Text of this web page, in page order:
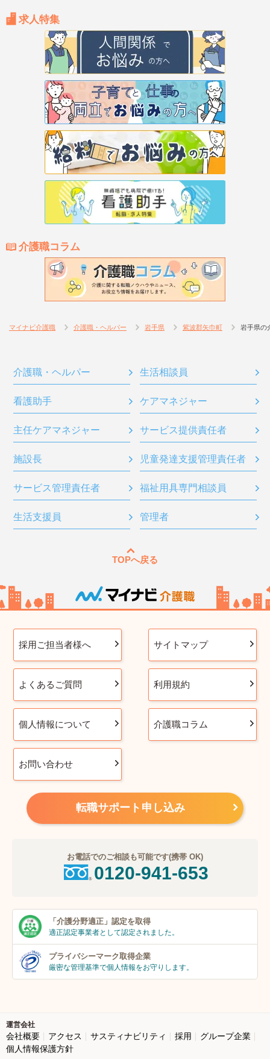
求人特集
介護職コラム
マイナビ介護職 介護職・ヘルパー 岩手県 紫波郡矢巾町 岩手県の
介護職・ヘルパー 生活相談員
看護助手 ケアマネジャー
主任ケアマネジャー サービス提供責任者
施設長 児童発達支援管理責任者
サービス管理責任者 福祉用具専門相談員
生活支援員 管理者
TOPへ戻る
採用ご担当者様へ サイトマップ
よくあるご質問 利用規約
個人情報について 介護職コラム
お問い合わせ
転職サポート申し込み
お電話でのご相談も可能です(携帯 OK)
0120-941-653
「介護分野適正」 認定を取得
適正認定事業者として認定されました。
プライバシーマーク取得企業
厳密な管理基準で個人情報をお守りします。
運営会社
会社概要 アクセス サスティナビリティ 採用
グループ企業
個人情報保護方針